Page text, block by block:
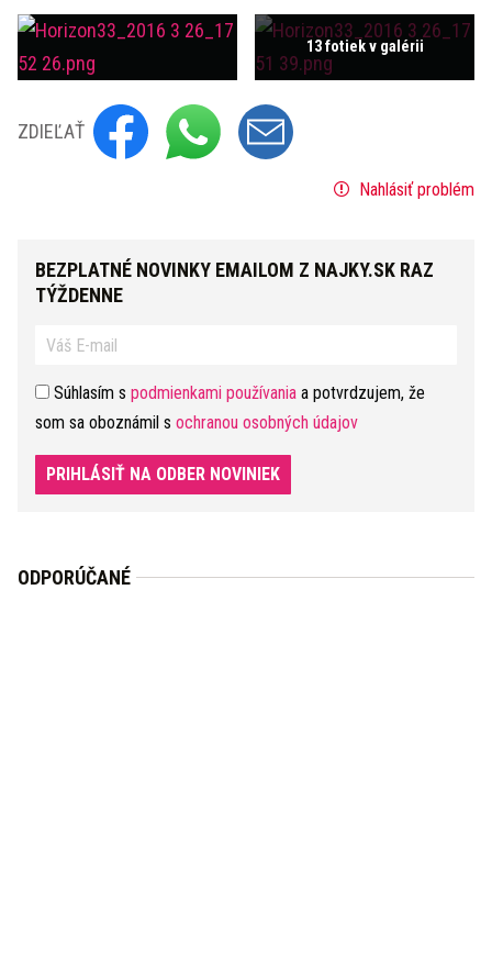
13 fotiek v galérii
ZDIEĽAŤ
Nahlásiť problém
BEZPLATNÉ NOVINKY EMAILOM Z NAJKY.SK RAZ
TÝŽDENNE
Súhlasím s podmienkami používania a potvrdzujem, že
som sa oboznámil s ochranou osobných údajov
PRIHLÁSIŤ NA ODBER NOVINIEK
ODPORÚČANÉ